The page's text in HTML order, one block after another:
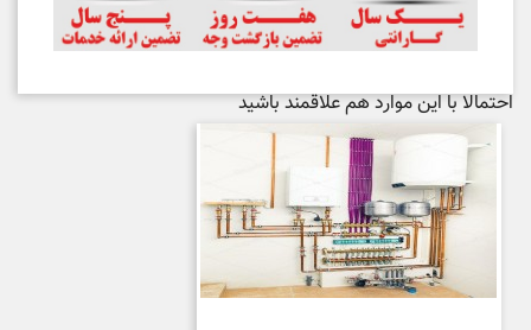
احتمالا با این موارد هم علاقمند باشید